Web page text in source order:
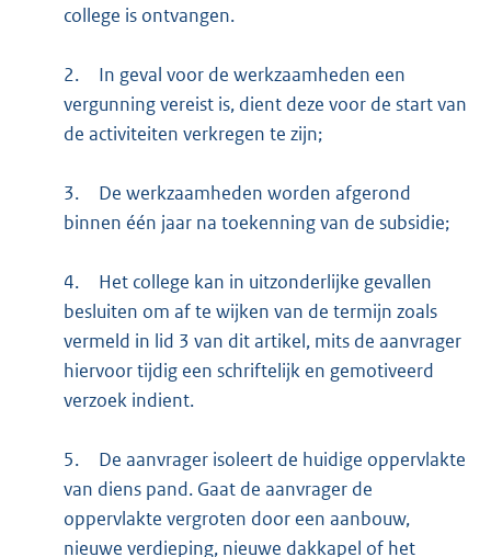
college is ontvangen.
2.
In geval voor de werkzaamheden een
vergunning vereist is, dient deze voor de start van
de activiteiten verkregen te zijn;
3.
De werkzaamheden worden afgerond
binnen één jaar na toekenning van de subsidie;
4.
Het college kan in uitzonderlijke gevallen
besluiten om af te wijken van de termijn zoals
vermeld in lid 3 van dit artikel, mits de aanvrager
hiervoor tijdig een schriftelijk en gemotiveerd
verzoek indient.
5.
De aanvrager isoleert de huidige oppervlakte
van diens pand. Gaat de aanvrager de
oppervlakte vergroten door een aanbouw,
nieuwe verdieping, nieuwe dakkapel of het